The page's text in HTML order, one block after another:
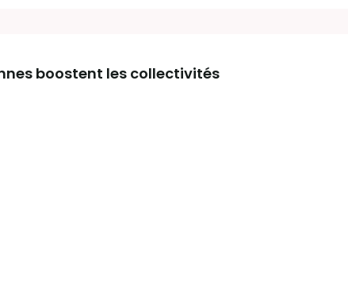
boostent les collectivités